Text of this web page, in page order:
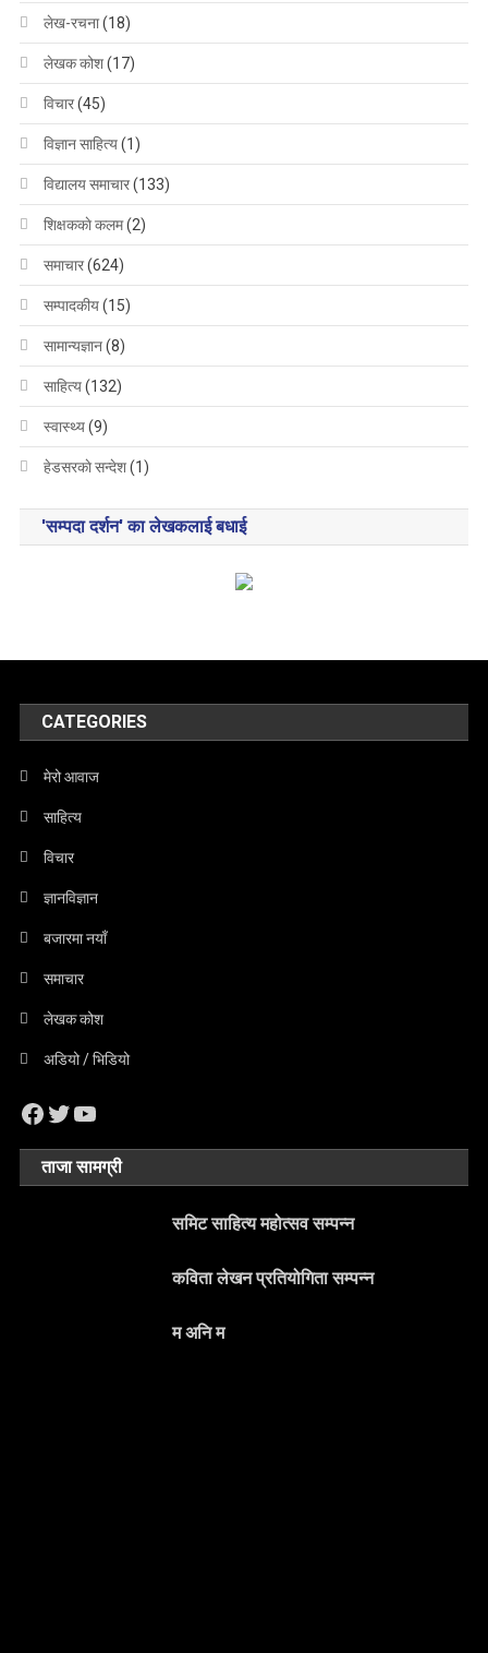
लेख-रचना(18)
लेखक कोश(17)
विचार(45)
विज्ञान साहित्य(1)
विद्यालय समाचार(133)
शिक्षककाे कलम(2)
समाचार(624)
सम्पादकीय(15)
सामान्यज्ञान(8)
साहित्य(132)
स्वास्थ्य(9)
हेडसरकाे सन्देश(1)
'सम्पदा दर्शन' का लेखकलाई बधाई
CATEGORIES
मेरो आवाज
साहित्य
विचार
ज्ञानविज्ञान
बजारमा नयाँ
समाचार
लेखक कोश
अडियो / भिडियो
Facebook
Twitter
YouTube
ताजा सामग्री
समिट साहित्य महोत्सव सम्पन्न
कविता लेखन प्रतियोगिता सम्पन्न
म अनि म